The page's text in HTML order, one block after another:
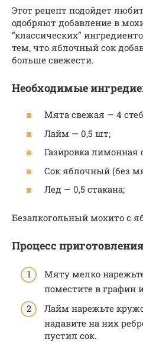
Этот рецепт подойдет
одобряют добавление в
“классических”
тем, что яблочный сок
больше свежести.
Необходимые
Мята свежая — 4
Лайм — 0,5 шт;
Газировка лимонная
Сок яблочный (без
Лед — 0,5 стакана;
Безалкогольный мохито с
Процесс
Мяту мелко
поместите в графин
Лайм нарежьте
надавите на них
пустил сок.